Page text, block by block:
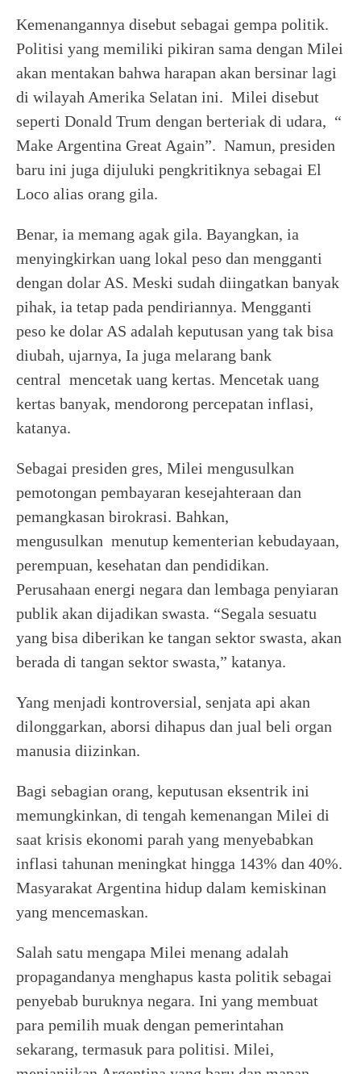
Kemenangannya disebut sebagai gempa politik.
Politisi yang memiliki pikiran sama dengan Milei
akan mentakan bahwa harapan akan bersinar lagi
di wilayah Amerika Selatan ini. Milei disebut
seperti Donald Trum dengan berteriak di udara, “
Make Argentina Great Again”. Namun, presiden
baru ini juga dijuluki pengkritiknya sebagai El
Loco alias orang gila.
Benar, ia memang agak gila. Bayangkan, ia
menyingkirkan uang lokal peso dan mengganti
dengan dolar AS. Meski sudah diingatkan banyak
pihak, ia tetap pada pendiriannya. Mengganti
peso ke dolar AS adalah keputusan yang tak bisa
diubah, ujarnya, Ia juga melarang bank
central mencetak uang kertas. Mencetak uang
kertas banyak, mendorong percepatan inflasi,
katanya.
Sebagai presiden gres, Milei mengusulkan
pemotongan pembayaran kesejahteraan dan
pemangkasan birokrasi. Bahkan,
mengusulkan menutup kementerian kebudayaan,
perempuan, kesehatan dan pendidikan.
Perusahaan energi negara dan lembaga penyiaran
publik akan dijadikan swasta. “Segala sesuatu
yang bisa diberikan ke tangan sektor swasta, akan
berada di tangan sektor swasta,” katanya.
Yang menjadi kontroversial, senjata api akan
dilonggarkan, aborsi dihapus dan jual beli organ
manusia diizinkan.
Bagi sebagian orang, keputusan eksentrik ini
memungkinkan, di tengah kemenangan Milei di
saat krisis ekonomi parah yang menyebabkan
inflasi tahunan meningkat hingga 143% dan 40%.
Masyarakat Argentina hidup dalam kemiskinan
yang mencemaskan.
Salah satu mengapa Milei menang adalah
propagandanya menghapus kasta politik sebagai
penyebab buruknya negara. Ini yang membuat
para pemilih muak dengan pemerintahan
sekarang, termasuk para politisi. Milei,